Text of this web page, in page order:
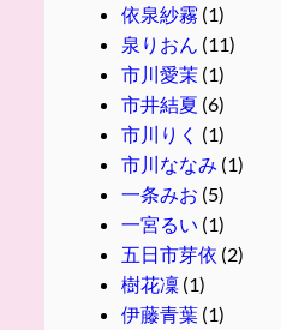
依泉紗霧 (1)
泉りおん (11)
市川愛茉(1)
市井結夏 (6)
市川りく (1)
市川ななみ (1)
一条みお (5)
一宮るい (1)
五日市芽依 (2)
樹花凜(1)
伊藤青葉(1)